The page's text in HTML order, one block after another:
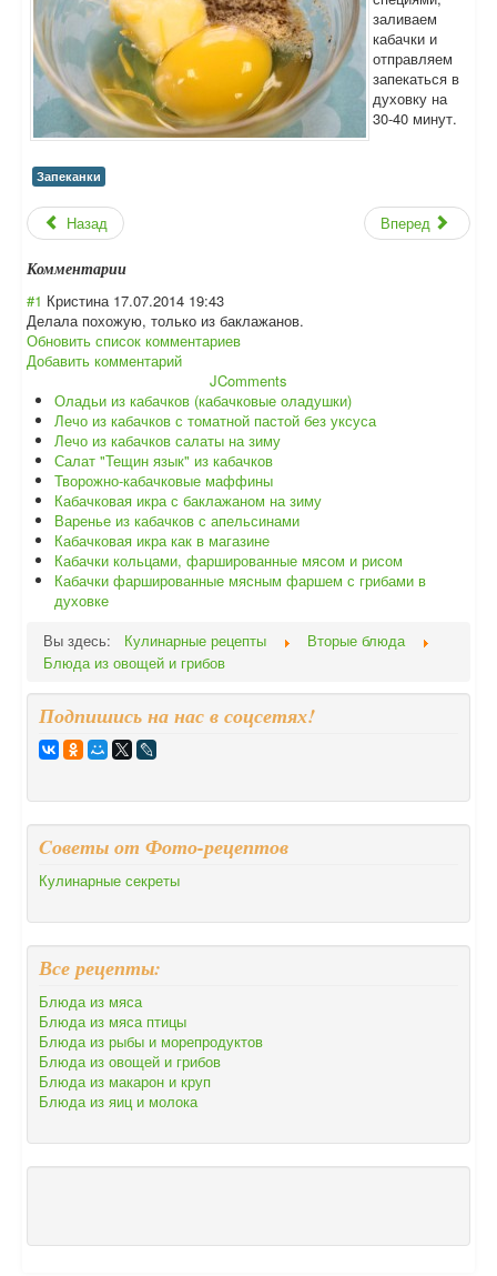
заливаем
кабачки и
отправляем
запекаться в
духовку на
30-40 минут.
Запеканки
Назад Вперед
Комментарии
#1 Кристина 17.07.2014 19:43
Делала похожую, только из баклажанов.
Обновить список комментариев
Добавить комментарий
JComments
Оладьи из кабачков (кабачковые оладушки)
Лечо из кабачков с томатной пастой без уксуса
Лечо из кабачков салаты на зиму
Салат "Тещин язык" из кабачков
Творожно-кабачковые маффины
Кабачковая икра с баклажаном на зиму
Варенье из кабачков с апельсинами
Кабачковая икра как в магазине
Кабачки кольцами, фаршированные мясом и рисом
Кабачки фаршированные мясным фаршем с грибами в
духовке
Вы здесь:
Кулинарные рецепты
Вторые блюда
Блюда из овощей и грибов
Подпишись на нас в соцсетях!
Cоветы от Фото-рецептов
Кулинарные секреты
Все рецепты:
Блюда из мяса
Блюда из мяса птицы
Блюда из рыбы и морепродуктов
Блюда из овощей и грибов
Блюда из макарон и круп
Блюда из яиц и молока